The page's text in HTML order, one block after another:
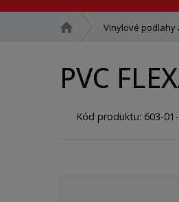
d
s
Vinylové podlahy
PVC
Kód produktu: 603-